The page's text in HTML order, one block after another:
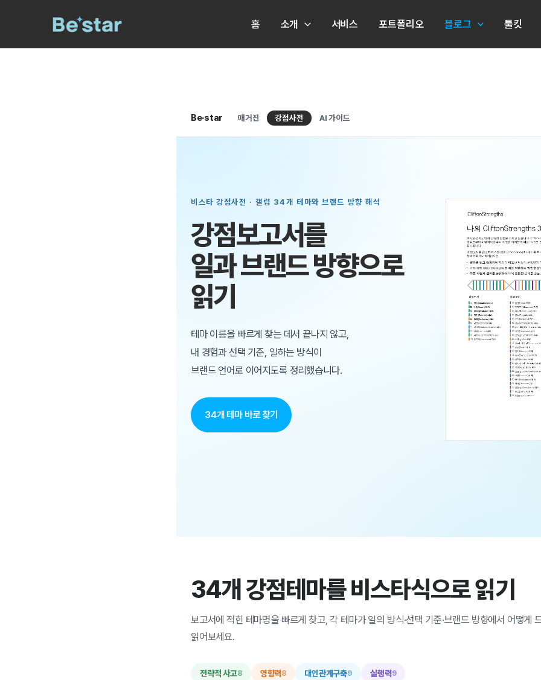
츠
홈 소개 서비스 포트폴리오 블로그 툴킷
Be·star 매거진 강점사전 AI 가이드
비스타 강점사전 · 갤럽 34개 테마와 브랜드 방향 해석
강점보고서를
일과 브랜드 방향으로
읽기
테마 이름을 빠르게 찾는 데서 끝나지 않고,
내 경험과 선택 기준, 일하는 방식이
브랜드 언어로 이어지도록 정리했습니다.
34개 테마 바로 찾기
34개 강점테마를 비스타식으로 읽기
보고서에 적힌 테마명을 빠르게 찾고, 각 테마가 일의 방식·선택 기준·브랜드 방향에서 어떻게
읽어보세요.
전략적 사고8 영향력8 대인관계구축9 실행력9